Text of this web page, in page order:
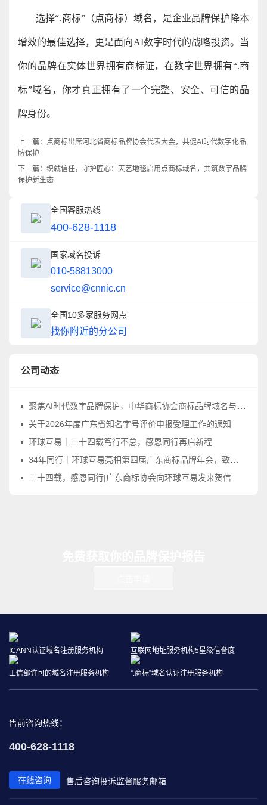
选择“.商标”（点商标）域名，是企业品牌保护降本
增效的最佳选择，更是面向AI数字时代的战略投资。当
你的品牌在实体世界拥有商标证，在数字世界拥有“.商
标”域名，你才真正拥有了一个完整、安全、可信的品
牌身份。
上一篇： 点商标出席河北省商标品牌协会代表大会，共促AI时代数字化品
牌保护
下一篇： 织就信任，守护匠心：天艺地毯启用点商标域名，共筑数字品牌
保护新生态
全国客服热线
400-628-1118
国家域名投诉
010-58813000
service@cnnic.cn
全国10多家服务网点
找你附近的分公司
公司动态
聚焦AI时代数字品牌保护，中华商标协会商标品牌域名与网络标识工作委员会正式成立
关于2026年度广东省知名字号评价申报受理工作的通知
环球互易｜三十四载笃行不怠，感恩同行再启新程
34年同行｜环球互易亮相第四届广东商标品牌年会，致敬品牌守护之路
三十四载，感恩同行|广东商标协会向环球互易发来贺信
ICANN认证域名注册服务机构 互联网地址服务机构5星级信誉度
工信部许可的域名注册服务机构 “.商标”域名认证注册服务机构
售前咨询热线：
400-628-1118
在线咨询 售后咨询投诉监督服务邮箱